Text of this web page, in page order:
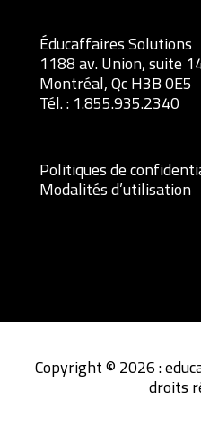
Éducaffaires Solutions
1188 av. Union, suite
Montréal, Qc H3B 0E5
Tél. :1.855.935.2340
Politiques de
Modalités d’utilisation
Copyright © 2026 :
droits